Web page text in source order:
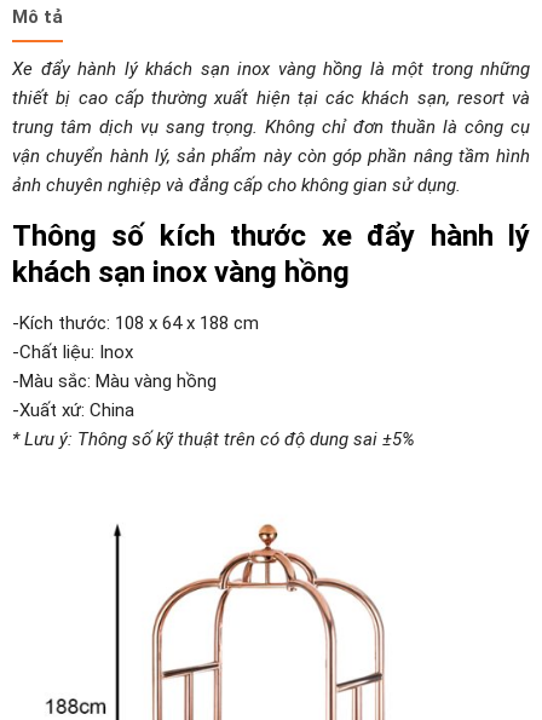
lượng
Mô tả
Xe đẩy hành lý khách sạn inox vàng hồng là một trong những
thiết bị cao cấp thường xuất hiện tại các khách sạn, resort và
trung tâm dịch vụ sang trọng. Không chỉ đơn thuần là công cụ
vận chuyển hành lý, sản phẩm này còn góp phần nâng tầm hình
ảnh chuyên nghiệp và đẳng cấp cho không gian sử dụng.
Thông số kích thước xe đẩy hành lý
khách sạn inox vàng hồng
-Kích thước: 108 x 64 x 188 cm
-Chất liệu: Inox
-Màu sắc: Màu vàng hồng
-Xuất xứ: China
* Lưu ý: Thông số kỹ thuật trên có độ dung sai ±5%